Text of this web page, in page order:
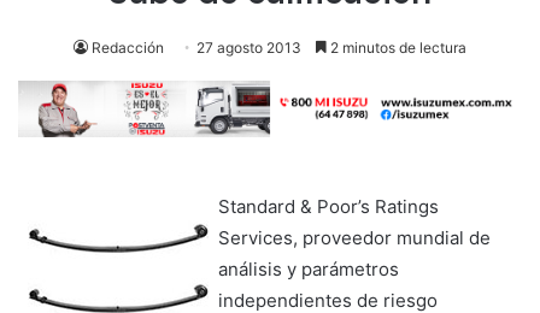
Redacción 27 agosto 2013 2 minutos de lectura
Standard & Poor’s Ratings
Services, proveedor mundial de
análisis y parámetros
independientes de riesgo